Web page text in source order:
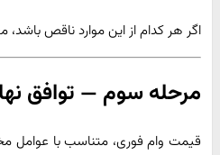
اگر هر کدام از این موارد ناقص باشد،
مرحله سوم — توافق
قیمت وام فوری، متناسب با عوامل